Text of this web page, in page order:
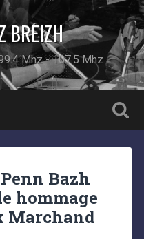
BREIZH
Mhz - 107.5 Mhz
Bazh
hommage
Marchand